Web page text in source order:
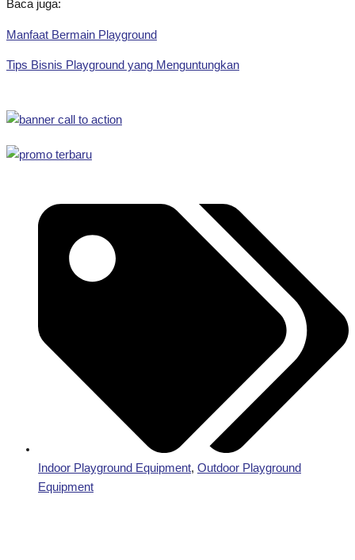
Baca juga:
Manfaat Bermain Playground
Tips Bisnis Playground yang Menguntungkan
Indoor Playground Equipment, Outdoor Playground
Equipment